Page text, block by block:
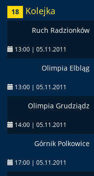
18 Kolejka
Ruch Radzionków
13:00 | 05.11.2011
Olimpia Elbląg
13:00 | 05.11.2011
Olimpia Grudziądz
14:00 | 05.11.2011
Górnik Polkowice
17:00 | 05.11.2011